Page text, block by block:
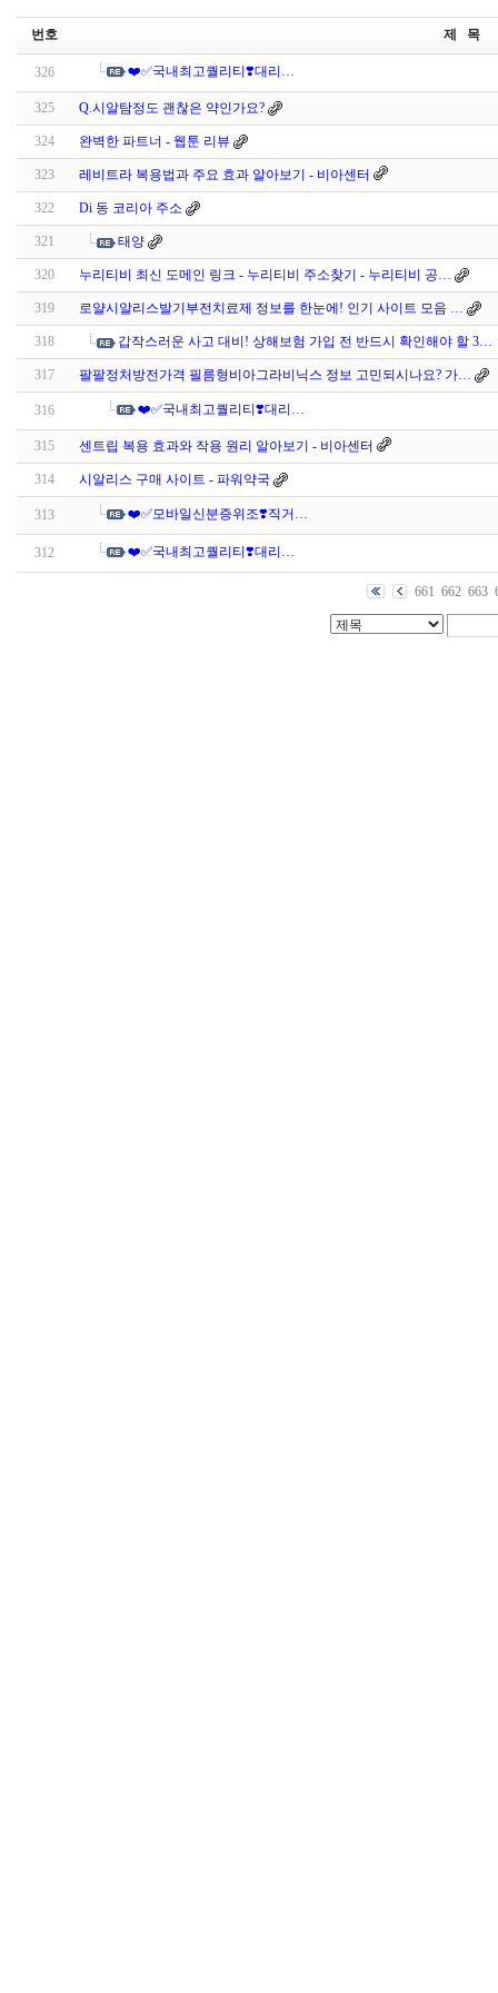
번호 제 목
326 ❤️✅국내최고퀄리티❣️대리…
325 Q.시알탐정도 괜찮은 약인가요?
324 완벽한 파트너 - 웹툰 리뷰
323 레비트라 복용법과 주요 효과 알아보기 - 비아센터
322 Di 동 코리아 주소
321 태양
320 누리티비 최신 도메인 링크 - 누리티비 주소찾기 - 누리티비 공…
319 로얄시알리스발기부전치료제 정보를 한눈에! 인기 사이트 모음 …
318 갑작스러운 사고 대비! 상해보험 가입 전 반드시 확인해야 할 3…
317 팔팔정처방전가격 필름형비아그라비닉스 정보 고민되시나요? 가…
316 ❤️✅국내최고퀄리티❣️대리…
315 센트립 복용 효과와 작용 원리 알아보기 - 비아센터
314 시알리스 구매 사이트 - 파워약국
313 ❤️✅모바일신분증위조❣️직거…
312 ❤️✅국내최고퀄리티❣️대리…
661 662 663